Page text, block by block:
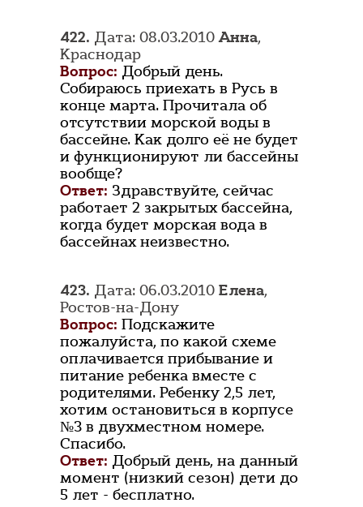
422. Дата: 08.03.2010Анна,
Краснодар
Вопрос: Добрый день.
Собираюсь приехать в Русь в
конце марта. Прочитала об
отсутствии морской воды в
бассейне. Как долго её не будет
и функционируют ли бассейны
вообще?
Ответ: Здравствуйте, сейчас
работает 2 закрытых бассейна,
когда будет морская вода в
бассейнах неизвестно.
423. Дата: 06.03.2010 Елена,
Ростов-на-Дону
Вопрос: Подскажите
пожалуйста, по какой схеме
оплачивается прибывание и
питание ребенка вместе с
родителями. Ребенку 2,5 лет,
хотим остановиться в корпусе
№3 в двухместном номере.
Спасибо.
Ответ: Добрый день, на данный
момент (низкий сезон) дети до
5 лет - бесплатно.